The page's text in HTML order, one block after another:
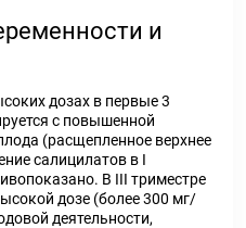
и
дозах в первые 3
с повышенной
(расщепленное верхнее
салицилатов в I
В III триместре
дозе (более 300 мг/
деятельности,